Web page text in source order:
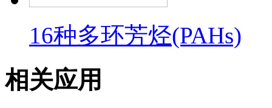
16种多环芳烃(PAHs)
相关应用